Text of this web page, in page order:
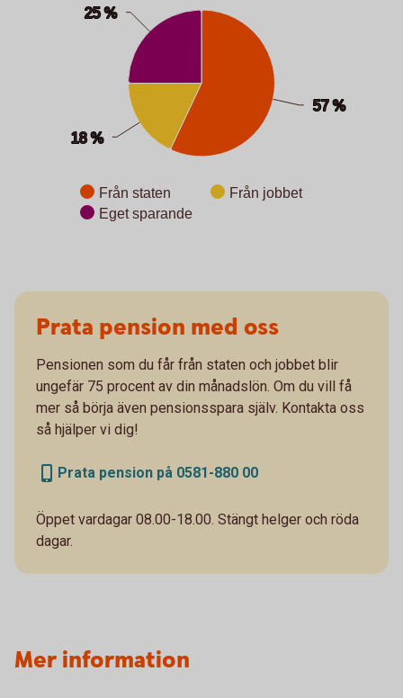
57 %
57 %
18 %
18 %
25 %
25 %
Från staten
Från jobbet
Eget sparande
Prata pension med oss
Pensionen som du får från staten och jobbet blir
ungefär 75 procent av din månadslön. Om du vill få
mer så börja även pensionsspara själv. Kontakta oss
så hjälper vi dig!
Prata pension på 0581-880 00
Öppet vardagar 08.00-18.00. Stängt helger och röda
dagar.
Mer information